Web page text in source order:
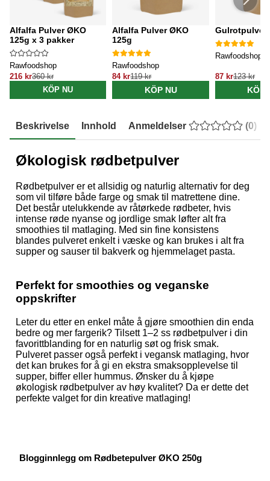
Alfalfa Pulver ØKO
125g x 3 pakker
Rawfoodshop
216 kr360 kr
KÖP NU
Alfalfa Pulver ØKO
125g
Rawfoodshop
84 kr119 kr
KÖP NU
Gulrotpulver
Rawfoodshop
87 kr123 kr
KÖP
Beskrivelse Innhold Anmeldelser (0)
Økologisk rødbetpulver
Rødbetpulver er et allsidig og naturlig alternativ for deg
som vil tilføre både farge og smak til matrettene dine.
Det består utelukkende av råtørkede rødbeter, hvis
intense røde nyanse og jordlige smak løfter alt fra
smoothies til matlaging. Med sin fine konsistens
blandes pulveret enkelt i væske og kan brukes i alt fra
supper og sauser til bakverk og hjemmelaget pasta.
Perfekt for smoothies og veganske
oppskrifter
Leter du etter en enkel måte å gjøre smoothien din enda
bedre og mer fargerik? Tilsett 1–2 ss rødbetpulver i din
favorittblanding for en naturlig søt og frisk smak.
Pulveret passer også perfekt i vegansk matlaging, hvor
det kan brukes for å gi en ekstra smaksopplevelse til
supper, biffer eller hummus. Ønsker du å kjøpe
økologisk rødbetpulver av høy kvalitet? Da er dette det
perfekte valget for din kreative matlaging!
Blogginnlegg om Rødbetepulver ØKO 250g